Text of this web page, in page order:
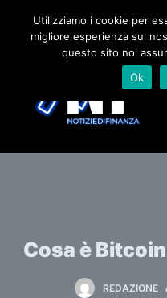
Cosa è
REDAZIONE
Utilizziamo i cookie per
migliore esperienza sul
questo sito noi
Ok